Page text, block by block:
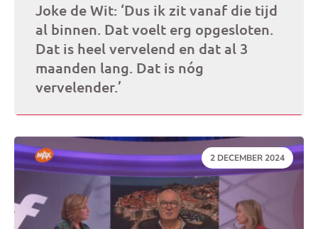
Joke de Wit: ‘Dus ik zit vanaf die tijd
al binnen. Dat voelt erg opgesloten.
Dat is heel vervelend en dat al 3
maanden lang. Dat is nóg
vervelender.’
DATUM:
2 DECEMBER 2024